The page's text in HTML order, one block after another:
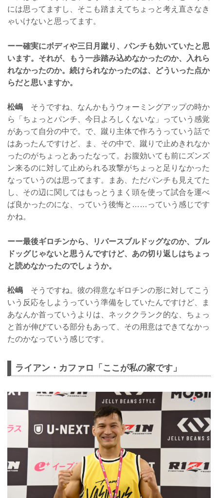
には思ってますし、そこも踏まえてちょっと考え直さなき
ゃいけないと思ってます。
ーー確実にボディや三日月蹴り、パンチも効いていたと思
います。それが、もう一歩踏み込めなかったのか、入れら
れなかったのか。続けられなかったのは、どういった点か
らだと思いますか。
松嶋 そうですね、なんかもうウォーミングアップの時か
ら「ちょっとパンチ、今日よろしくないな」っていう感覚
があって自分の中で。で、蹴り主体で作ろうっていう話で
はあったんですけど、ま、その中で、蹴りで止めきれなか
ったのがちょっとあったなって。お腹効いても前にズンズ
ン来るのに対して止められる攻撃がちょっと足りなかった
なっていうのは思ってます。まあ、ただパンチも見えてた
し、その辺に関してはもっとうまく頭を使って試合を運べ
ば良かったのにな、っていう後悔と……っていう感じです
かね。
ーー最後ギロチンから、リバースブルドッグなのか、ブル
ドッグじゃないと思うんですけど、あの切り返しはちょっ
と読めなかったのでしょうか。
松嶋 そうですね。彼の得意なギロチンの形に対してこう
いう反応をしようっていう準備をしていたんですけど、ま
あなんか首っていうよりは、ネッククランク的な、ちょっ
と首が伸びている部分もあって、その用意はできてなかっ
たのかなっていう感じです。
ライアン・カファロ「ここが私の家です」